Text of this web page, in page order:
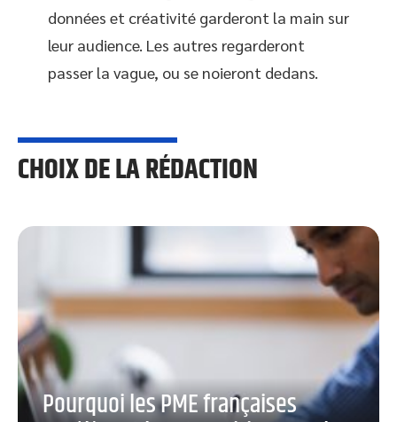
données et créativité garderont la main sur
leur audience. Les autres regarderont
passer la vague, ou se noieront dedans.
CHOIX DE LA RÉDACTION
Pourquoi les PME françaises